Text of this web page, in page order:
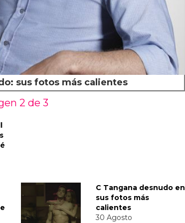
sus fotos más calientes
2 de 3
C Tangana desnudo en
sus fotos más
calientes
30 Agosto